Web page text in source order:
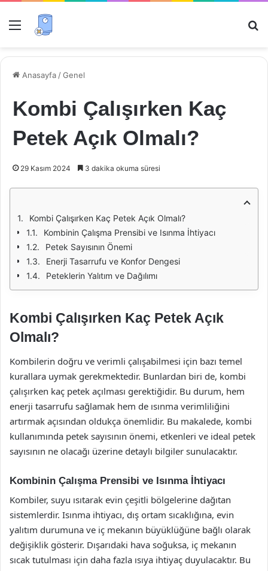
Menü
Anasayfa /Genel
Kombi Çalışırken Kaç
Petek Açık Olmalı?
29 Kasım 2024 3 dakika okuma süresi
Kombi Çalışırken Kaç Petek Açık Olmalı?
Kombinin Çalışma Prensibi ve Isınma İhtiyacı
Petek Sayısının Önemi
Enerji Tasarrufu ve Konfor Dengesi
Peteklerin Yalıtım ve Dağılımı
Kombi Çalışırken Kaç Petek Açık
Olmalı?
Kombilerin doğru ve verimli çalışabilmesi için bazı temel
kurallara uymak gerekmektedir. Bunlardan biri de, kombi
çalışırken kaç petek açılması gerektiğidir. Bu durum, hem
enerji tasarrufu sağlamak hem de ısınma verimliliğini
artırmak açısından oldukça önemlidir. Bu makalede, kombi
kullanımında petek sayısının önemi, etkenleri ve ideal petek
sayısının ne olacağı üzerine detaylı bilgiler sunulacaktır.
Kombinin Çalışma Prensibi ve Isınma İhtiyacı
Kombiler, suyu ısıtarak evin çeşitli bölgelerine dağıtan
sistemlerdir. Isınma ihtiyacı, dış ortam sıcaklığına, evin
yalıtım durumuna ve iç mekanın büyüklüğüne bağlı olarak
değişiklik gösterir. Dışarıdaki hava soğuksa, iç mekanın
sıcak tutulması için daha fazla ısıya ihtiyaç duyulacaktır. Bu